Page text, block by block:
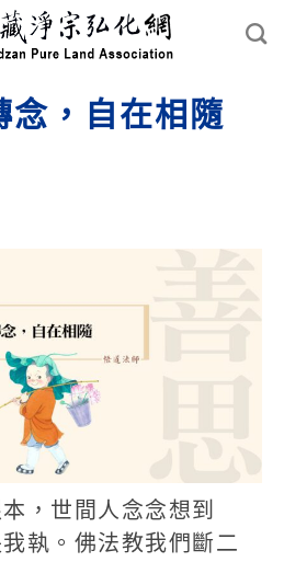
念，自在相隨
，世間人念念想到
我執。佛法教我們斷二